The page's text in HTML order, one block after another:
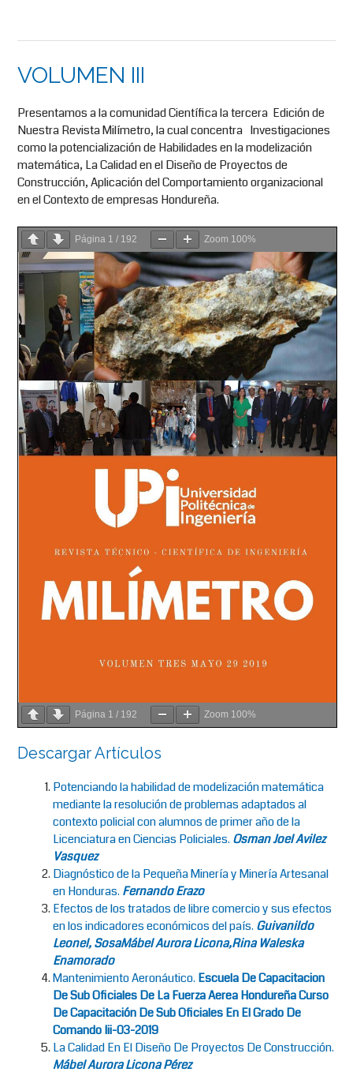
VOLUMEN III
Presentamos a la comunidad Científica la tercera Edición de
Nuestra Revista Milímetro, la cual concentra Investigaciones
como la potencialización de Habilidades en la modelización
matemática, La Calidad en el Diseño de Proyectos de
Construcción, Aplicación del Comportamiento organizacional
en el Contexto de empresas Hondureña.
Página 1 / 192 Zoom 100%
Página 1 / 192 Zoom 100%
Descargar Artículos
Potenciando la habilidad de modelización matemática
mediante la resolución de problemas adaptados al
contexto policial con alumnos de primer año de la
Licenciatura en Ciencias Policiales. Osman Joel Avilez
Vasquez
Diagnóstico de la Pequeña Minería y Minería Artesanal
en Honduras. Fernando Erazo
Efectos de los tratados de libre comercio y sus efectos
en los indicadores económicos del país. Guivanildo
Leonel, SosaMábel Aurora Licona,Rina Waleska
Enamorado
Mantenimiento Aeronáutico. Escuela De Capacitacion
De Sub Oficiales De La Fuerza Aerea Hondureña Curso
De Capacitación De Sub Oficiales En El Grado De
Comando Iii-03-2019
La Calidad En El Diseño De Proyectos De Construcción.
Mábel Aurora Licona Pérez